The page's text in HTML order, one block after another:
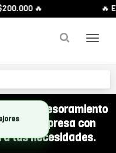
🔥 🔥
recibí asesoramiento
a tu empresa con
tus necesidades.